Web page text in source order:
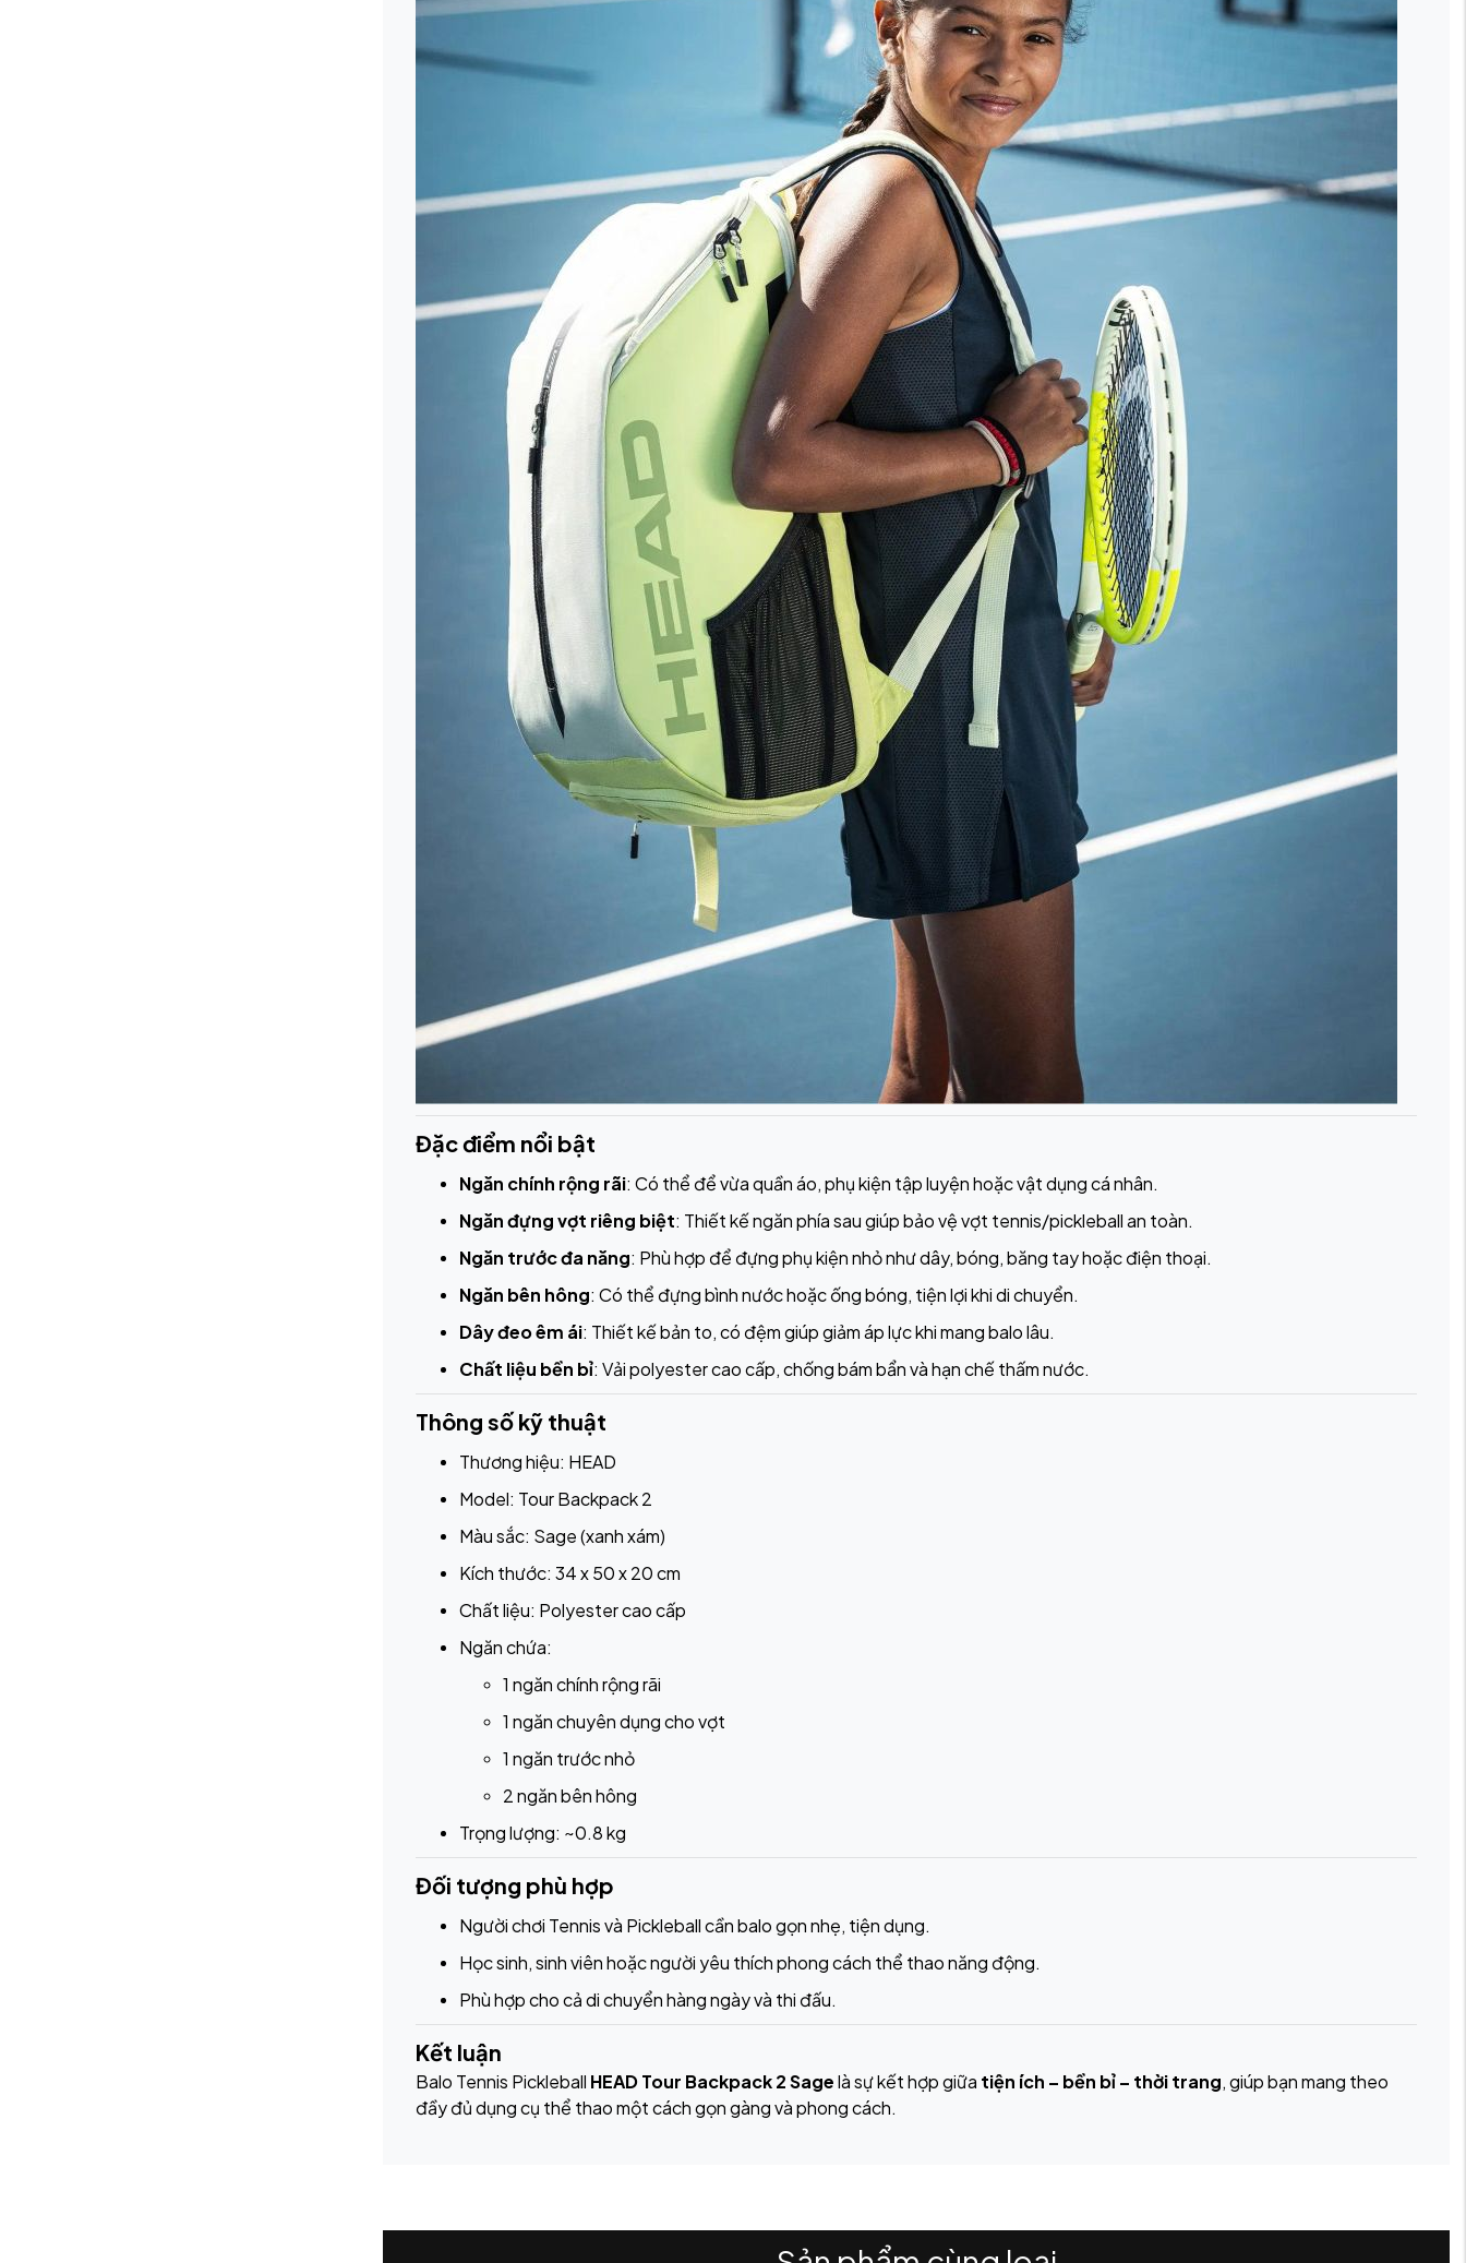
Đặc điểm nổi bật
Ngăn chính rộng rãi: Có thể để vừa quần áo, phụ kiện tập luyện hoặc vật dụng cá nhân.
Ngăn đựng vợt riêng biệt: Thiết kế ngăn phía sau giúp bảo vệ vợt tennis/pickleball an toàn.
Ngăn trước đa năng: Phù hợp để đựng phụ kiện nhỏ như dây, bóng, băng tay hoặc điện thoại.
Ngăn bên hông: Có thể đựng bình nước hoặc ống bóng, tiện lợi khi di chuyển.
Dây đeo êm ái: Thiết kế bản to, có đệm giúp giảm áp lực khi mang balo lâu.
Chất liệu bền bỉ: Vải polyester cao cấp, chống bám bẩn và hạn chế thấm nước.
Thông số kỹ thuật
Thương hiệu: HEAD
Model: Tour Backpack 2
Màu sắc: Sage (xanh xám)
Kích thước: 34 x 50 x 20 cm
Chất liệu: Polyester cao cấp
Ngăn chứa:
1 ngăn chính rộng rãi
1 ngăn chuyên dụng cho vợt
1 ngăn trước nhỏ
2 ngăn bên hông
Trọng lượng: ~0.8 kg
Đối tượng phù hợp
Người chơi Tennis và Pickleball cần balo gọn nhẹ, tiện dụng.
Học sinh, sinh viên hoặc người yêu thích phong cách thể thao năng động.
Phù hợp cho cả di chuyển hàng ngày và thi đấu.
Kết luận
Balo Tennis Pickleball HEAD Tour Backpack 2 Sagelà sự kết hợp giữa tiện ích – bền bỉ – thời trang, giúp bạn mang theo
đầy đủ dụng cụ thể thao một cách gọn gàng và phong cách.